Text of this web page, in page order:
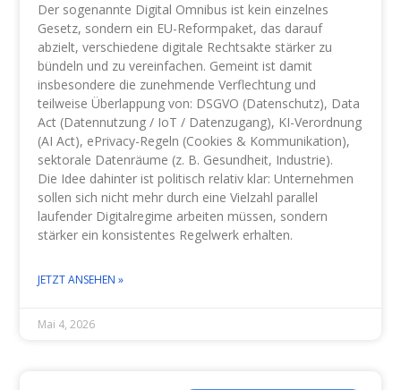
Der sogenannte Digital Omnibus ist kein einzelnes
Gesetz, sondern ein EU-Reformpaket, das darauf
abzielt, verschiedene digitale Rechtsakte stärker zu
bündeln und zu vereinfachen. Gemeint ist damit
insbesondere die zunehmende Verflechtung und
teilweise Überlappung von: DSGVO (Datenschutz), Data
Act (Datennutzung / IoT / Datenzugang), KI-Verordnung
(AI Act), ePrivacy-Regeln (Cookies & Kommunikation),
sektorale Datenräume (z. B. Gesundheit, Industrie).
Die Idee dahinter ist politisch relativ klar: Unternehmen
sollen sich nicht mehr durch eine Vielzahl parallel
laufender Digitalregime arbeiten müssen, sondern
stärker ein konsistentes Regelwerk erhalten.
JETZT ANSEHEN »
Mai 4, 2026